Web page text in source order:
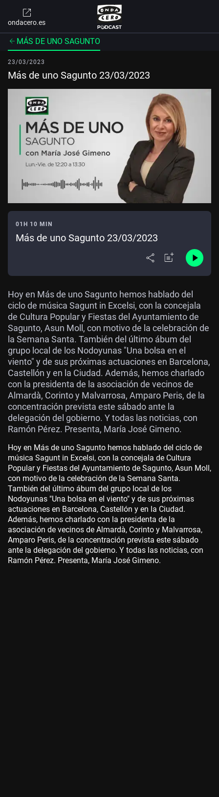
ondacero.es
MÁS DE UNO SAGUNTO
23/03/2023
Más de uno Sagunto 23/03/2023
01H 10 MIN
Más de uno Sagunto 23/03/2023
Hoy en Más de uno Sagunto hemos hablado del
ciclo de música Sagunt in Excelsi, con la concejala
de Cultura Popular y Fiestas del Ayuntamiento de
Sagunto, Asun Moll, con motivo de la celebración de
la Semana Santa. También del último ábum del
grupo local de los Nodoyunas "Una bolsa en el
viento" y de sus próximas actuaciones en Barcelona,
Castellón y en la Ciudad. Además, hemos charlado
con la presidenta de la asociación de vecinos de
Almardà, Corinto y Malvarrosa, Amparo Peris, de la
concentración prevista este sábado ante la
delegación del gobierno. Y todas las noticias, con
Ramón Pérez. Presenta, María José Gimeno.
Hoy en Más de uno Sagunto hemos hablado del ciclo de
música Sagunt in Excelsi, con la concejala de Cultura
Popular y Fiestas del Ayuntamiento de Sagunto, Asun Moll,
con motivo de la celebración de la Semana Santa.
También del último ábum del grupo local de los
Nodoyunas "Una bolsa en el viento" y de sus próximas
actuaciones en Barcelona, Castellón y en la Ciudad.
Además, hemos charlado con la presidenta de la
asociación de vecinos de Almardà, Corinto y Malvarrosa,
Amparo Peris, de la concentración prevista este sábado
ante la delegación del gobierno. Y todas las noticias, con
Ramón Pérez. Presenta, María José Gimeno.